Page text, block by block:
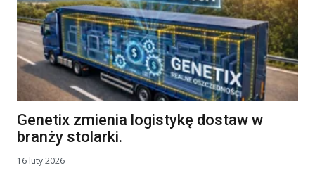
Genetix zmienia logistykę dostaw w
branży stolarki.
16 luty 2026